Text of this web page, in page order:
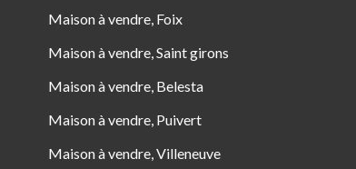
Maison à vendre, Foix
Maison à vendre, Saint girons
Maison à vendre, Belesta
Maison à vendre, Puivert
Maison à vendre, Villeneuve